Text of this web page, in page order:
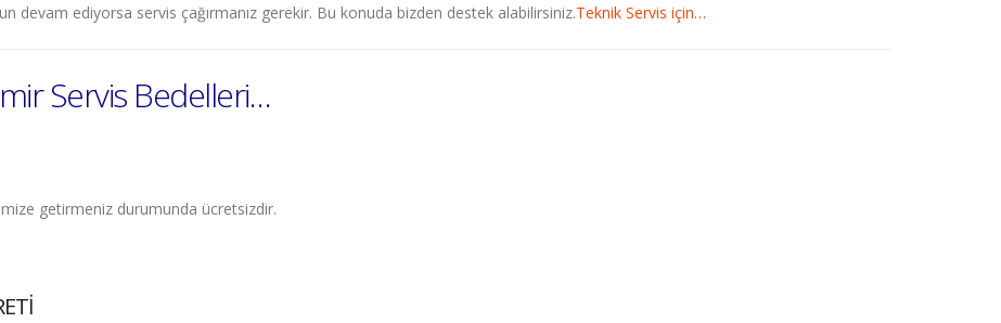
devam ediyorsa servis çağırmanız gerekir. Bu konuda bizden destek alabilirsiniz.Teknik Servis için…
Servis Bedelleri…
getirmeniz durumunda ücretsizdir.